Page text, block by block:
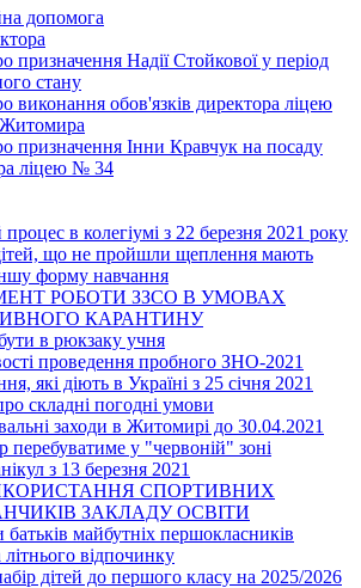
допомога
призначення Надії Стойкової у період
стану
виконання обов'язків директора ліцею
призначення Інни Кравчук на посаду
ліцею № 34
процес в колегіумі з 22 березня 2021 року
що не пройшли щеплення мають
форму навчання
РОБОТИ ЗЗСО В УМОВАХ
КАРАНТИНУ
в рюкзаку учня
проведення пробного ЗНО-2021
які діють в Україні з 25 січня 2021
складні погодні умови
заходи в Житомирі до 30.04.2021
у "червоній" зоні
з 13 березня 2021
СПОРТИВНИХ
ЗАКЛАДУ ОСВІТИ
батьків майбутніх першокласників
відпочинку
дітей до першого класу на 2025/2026